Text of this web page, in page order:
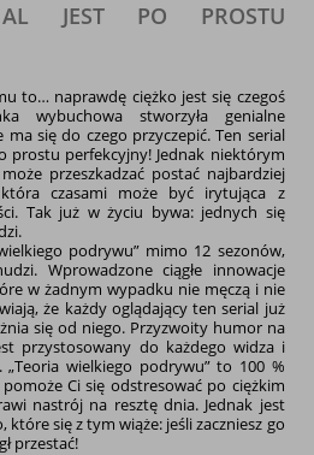
JEST PO PROSTU
to… naprawdę ciężko jest się czegoś
wybuchowa stworzyła genialne
ma się do czego przyczepić. Ten serial
prostu perfekcyjny! Jednak niektórym
przeszkadzać postać najbardziej
czasami może być irytująca z
Tak już w życiu bywa: jednych się
podrywu” mimo 12 sezonów,
Wprowadzone ciągłe innowacje
w żadnym wypadku nie męczą i nie
że każdy oglądający ten serial już
się od niego. Przyzwoity humor na
przystosowany do każdego widza i
„Teoria wielkiego podrywu” to 100 %
Ci się odstresować po ciężkim
nastrój na resztę dnia. Jednak jest
się z tym wiąże: jeśli zaczniesz go
przestać!